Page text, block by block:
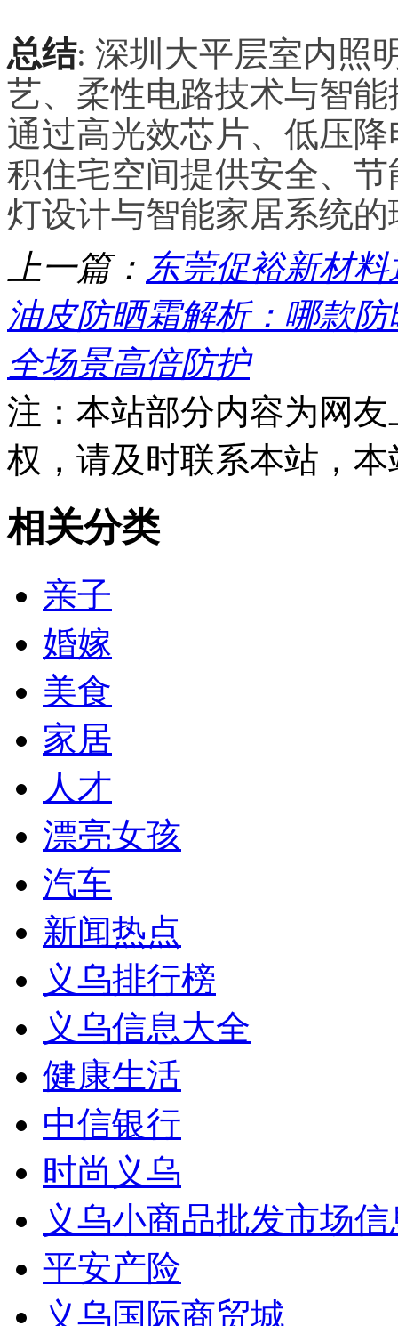
总结: 深圳大平层室内照
艺、柔性电路技术与智
通过高光效芯片、低压
积住宅空间提供安全、
灯设计与智能家居系统
上一篇： 东莞促裕新材
油皮防晒霜解析：哪款
全场景高倍防护
注：本站部分内容为网
权，请及时联系本站，
相关分类
亲子
婚嫁
美食
家居
人才
漂亮女孩
汽车
新闻热点
义乌排行榜
义乌信息大全
健康生活
中信银行
时尚义乌
义乌小商品批发市场
平安产险
义乌国际商贸城